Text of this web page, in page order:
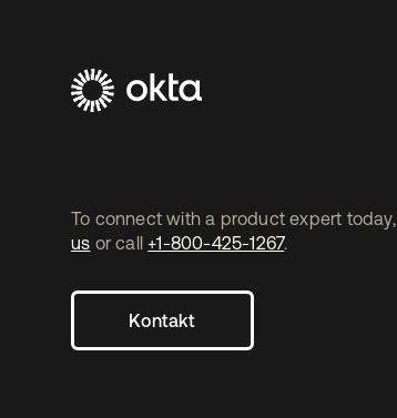
To connect with a product expert today,
us or call +1-800-425-1267.
Kontakt